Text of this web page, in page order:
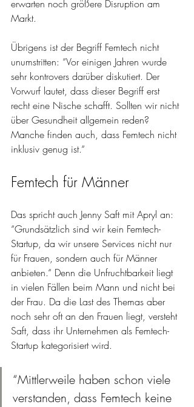
erwarten noch größere Disruption am
Markt.
Übrigens ist der Begriff Femtech nicht
unumstritten: “Vor einigen Jahren wurde
sehr kontrovers darüber diskutiert. Der
Vorwurf lautet, dass dieser Begriff erst
recht eine Nische schafft. Sollten wir nicht
über Gesundheit allgemein reden?
Manche finden auch, dass Femtech nicht
inklusiv genug ist.“
Femtech für Männer
Das spricht auch Jenny Saft mit Apryl an:
“Grundsätzlich sind wir kein Femtech-
Startup, da wir unsere Services nicht nur
für Frauen, sondern auch für Männer
anbieten.“ Denn die Unfruchtbarkeit liegt
in vielen Fällen beim Mann und nicht bei
der Frau. Da die Last des Themas aber
noch sehr oft an den Frauen liegt, versteht
Saft, dass ihr Unternehmen als Femtech-
Startup kategorisiert wird.
“Mittlerweile haben schon viele
verstanden, dass Femtech keine